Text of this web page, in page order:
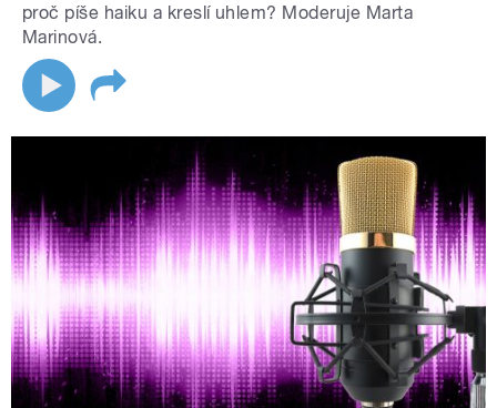
proč píše haiku a kreslí uhlem? Moderuje Marta
Marinová.